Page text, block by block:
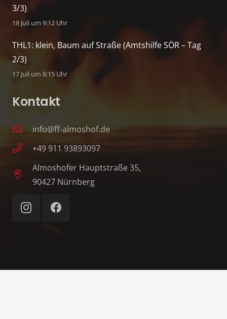
3/3)
18 Juli um 9:12 Uhr
THL1: klein, Baum auf Straße (Amtshilfe SÖR – Tag
2/3)
17 Juli um 8:15 Uhr
Kontakt
info@ff-almoshof.de
+49 911 93893097
Almoshofer Hauptstraße 35,
90427 Nürnberg